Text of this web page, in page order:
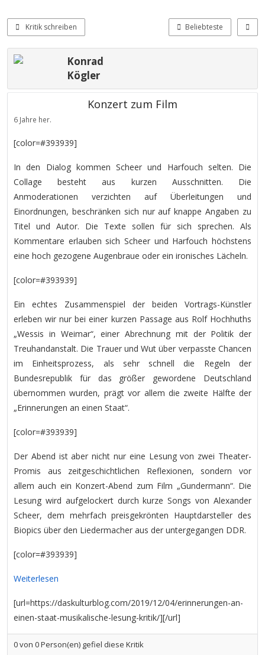
Kritik schreiben Beliebteste
Konrad
Kögler
Konzert zum Film
6 Jahre her.
[color=#393939]
In den Dialog kommen Scheer und Harfouch selten. Die
Collage besteht aus kurzen Ausschnitten. Die
Anmoderationen verzichten auf Überleitungen und
Einordnungen, beschränken sich nur auf knappe Angaben zu
Titel und Autor. Die Texte sollen für sich sprechen. Als
Kommentare erlauben sich Scheer und Harfouch höchstens
eine hoch gezogene Augenbraue oder ein ironisches Lächeln.
[color=#393939]
Ein echtes Zusammenspiel der beiden Vortrags-Künstler
erleben wir nur bei einer kurzen Passage aus Rolf Hochhuths
„Wessis in Weimar“, einer Abrechnung mit der Politik der
Treuhandanstalt. Die Trauer und Wut über verpasste Chancen
im Einheitsprozess, als sehr schnell die Regeln der
Bundesrepublik für das größer gewordene Deutschland
übernommen wurden, prägt vor allem die zweite Hälfte der
„Erinnerungen an einen Staat“.
[color=#393939]
Der Abend ist aber nicht nur eine Lesung von zwei Theater-
Promis aus zeitgeschichtlichen Reflexionen, sondern vor
allem auch ein Konzert-Abend zum Film „Gundermann“. Die
Lesung wird aufgelockert durch kurze Songs von Alexander
Scheer, dem mehrfach preisgekrönten Hauptdarsteller des
Biopics über den Liedermacher aus der untergegangen DDR.
[color=#393939]
Weiterlesen
[url=https://daskulturblog.com/2019/12/04/erinnerungen-an-
einen-staat-musikalische-lesung-kritik/][/url]
0von 0Person(en) gefiel diese Kritik